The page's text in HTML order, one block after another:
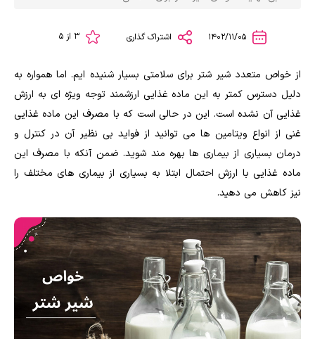
اشتراک گذاری
از خواص متعدد شیر شتر برای سلامتی بسیار شنیده ایم. اما همواره به
دلیل دسترس کمتر به این ماده غذایی ارزشمند توجه ویژه ای به ارزش
غذایی آن نشده است. این در حالی است که با مصرف این ماده غذایی
غنی از انواع ویتامین ها می توانید از فواید بی نظیر آن در کنترل و
درمان بسیاری از بیماری ها بهره مند شوید. ضمن آنکه با مصرف این
ماده غذایی با ارزش احتمال ابتلا به بسیاری از بیماری های مختلف را
نیز کاهش می دهید.